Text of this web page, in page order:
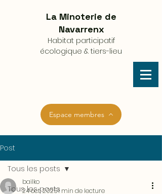
La Minoterie de
Navarrenx
Habitat participatif
écologique & tiers-lieu
Espace membres
Post
Tous les posts
Tous les posts
bailko
24 oct. 20251 min de lecture